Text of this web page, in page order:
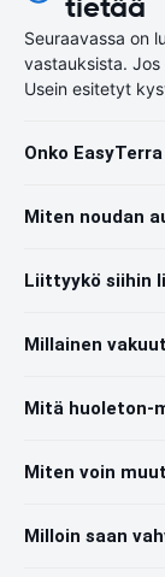
Seuraavassa on
vastauksista.
Usein esitetyt
Onko
Miten noudan
Liittyykö siihin
Millainen
Mitä huoleton-
Miten voin
Milloin saan